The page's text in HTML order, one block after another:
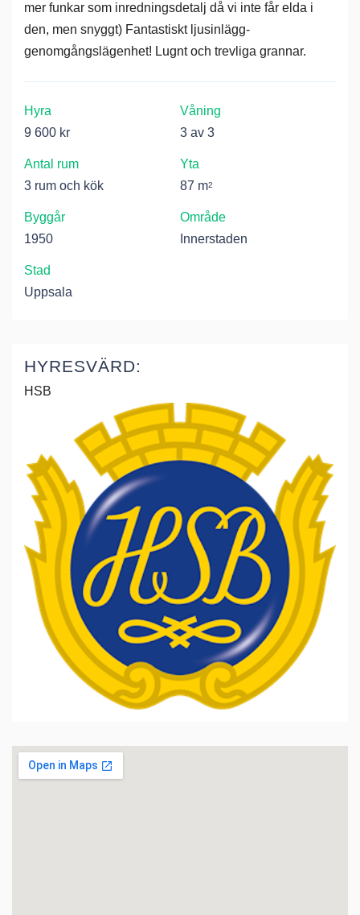
mer funkar som inredningsdetalj då vi inte får elda i
den, men snyggt) Fantastiskt ljusinlägg-
genomgångslägenhet! Lugnt och trevliga grannar.
Hyra
9 600 kr
Våning
3 av 3
Antal rum
3 rum och kök
Yta
87 m2
Byggår
1950
Område
Innerstaden
Stad
Uppsala
HYRESVÄRD:
HSB